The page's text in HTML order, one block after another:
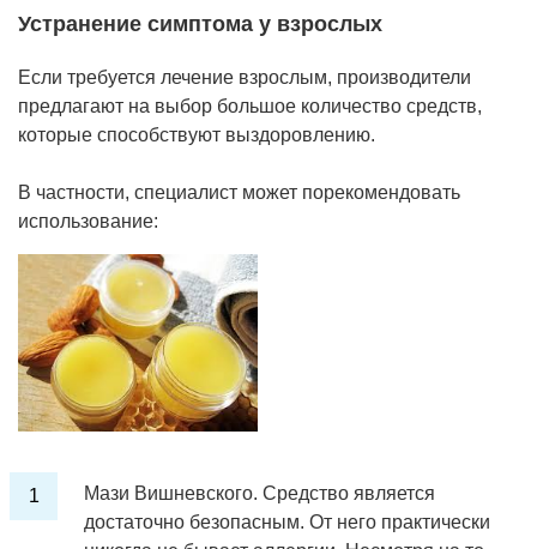
Устранение симптома у взрослых
Если требуется лечение взрослым, производители
предлагают на выбор большое количество средств,
которые способствуют выздоровлению.
В частности, специалист может порекомендовать
использование:
Мази Вишневского. Средство является
достаточно безопасным. От него практически